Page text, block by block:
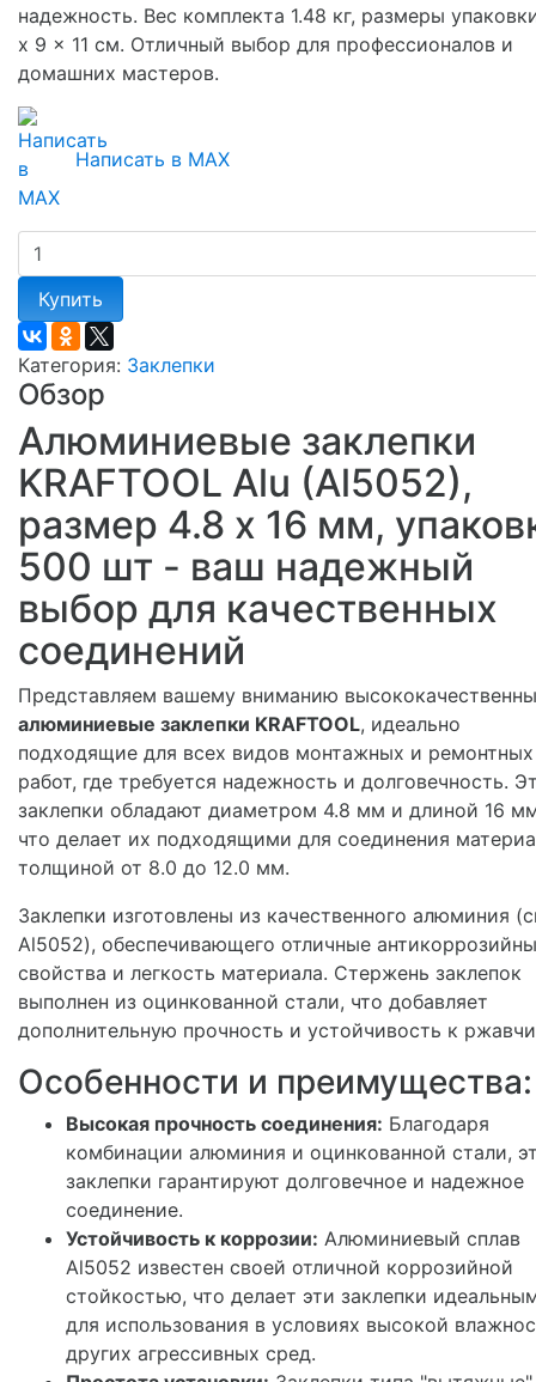
надежность. Вес комплекта 1.48 кг, размеры
x 9 x 11 см. Отличный выбор для профессионалов и
домашних мастеров.
Написать в MAX
Купить
Категория: Заклепки
Обзор
Алюминиевые заклепки
KRAFTOOL Alu (Al5052),
размер 4.8 х 16 мм,
500 шт - ваш надежный
выбор для качественных
соединений
Представляем вашему вниманию
алюминиевые заклепки KRAFTOOL, идеально
подходящие для всех видов монтажных и ремонтных
работ, где требуется надежность и долговечность.
заклепки обладают диаметром 4.8 мм и длиной 16
что делает их подходящими для соединения
толщиной от 8.0 до 12.0 мм.
Заклепки изготовлены из качественного алюминия
Al5052), обеспечивающего отличные
свойства и легкость материала. Стержень заклепок
выполнен из оцинкованной стали, что добавляет
дополнительную прочность и устойчивость к
Особенности и преимущества:
Высокая прочность соединения: Благодаря
комбинации алюминия и оцинкованной стали,
заклепки гарантируют долговечное и надежное
соединение.
Устойчивость к коррозии: Алюминиевый сплав
Al5052 известен своей отличной коррозийной
стойкостью, что делает эти заклепки
для использования в условиях высокой
других агрессивных сред.